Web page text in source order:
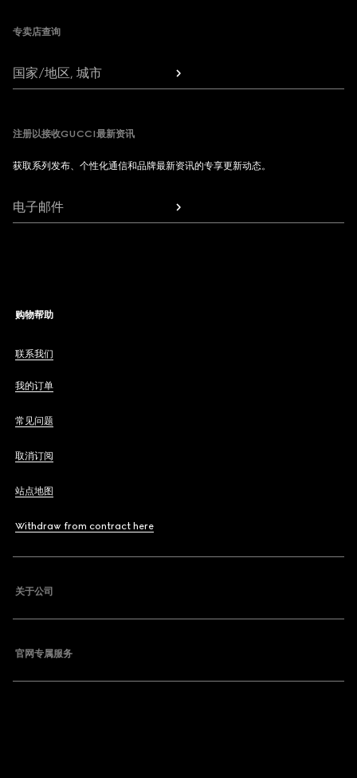
专卖店查询
国家/地区, 城市
注册以接收GUCCI最新资讯
获取系列发布、个性化通信和品牌最新资讯的专享更新动态。
电子邮件
购物帮助
联系我们
我的订单
常见问题
取消订阅
站点地图
Withdraw from contract here
关于公司
官网专属服务